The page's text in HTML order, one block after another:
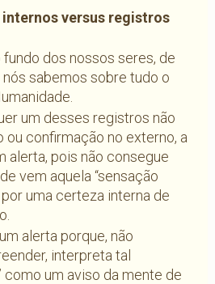
versus registros
dos nossos seres, de
sabemos sobre tudo o
um desses registros não
confirmação no externo, a
alerta, pois não consegue
vem aquela “sensação
uma certeza interna de
alerta porque, não
interpreta tal
como um aviso da mente de